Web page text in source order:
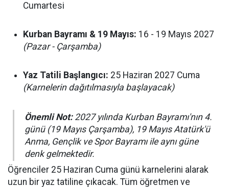
Cumartesi
Kurban Bayramı & 19 Mayıs: 16 - 19 Mayıs 2027
(Pazar - Çarşamba)
Yaz Tatili Başlangıcı: 25 Haziran 2027 Cuma
(Karnelerin dağıtılmasıyla başlayacak)
Önemli Not:2027 yılında Kurban Bayramı'nın 4.
günü (19 Mayıs Çarşamba), 19 Mayıs Atatürk'ü
Anma, Gençlik ve Spor Bayramı ile aynı güne
denk gelmektedir.
Öğrenciler 25 Haziran Cuma günü karnelerini alarak
uzun bir yaz tatiline çıkacak. Tüm öğretmen ve